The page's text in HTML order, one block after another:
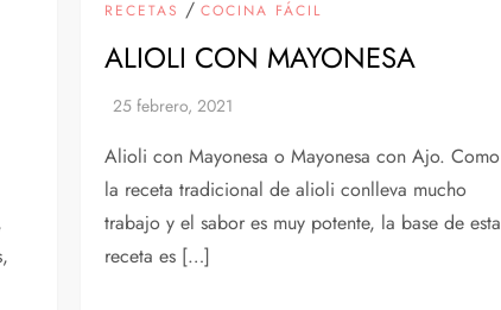
RECETAS /COCINA FÁCIL
ALIOLI CON MAYONESA
Alioli con Mayonesa o Mayonesa con Ajo. Como
la receta tradicional de alioli conlleva mucho
trabajo y el sabor es muy potente, la base de esta
receta es […]